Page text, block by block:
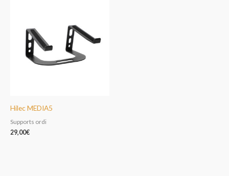
Hilec MEDIA5
Supports ordi
29,00€